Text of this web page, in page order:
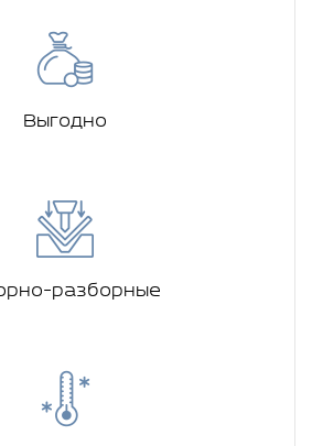
Выгодно
разборные